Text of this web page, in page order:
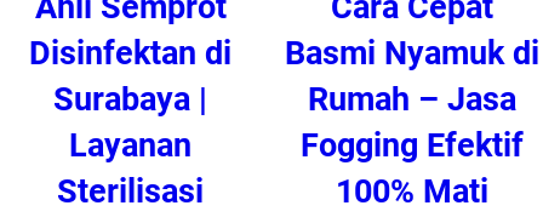
Disinfektan di
Surabaya |
Layanan
Sterilisasi
Basmi Nyamuk di
Rumah – Jasa
Fogging Efektif
100% Mati